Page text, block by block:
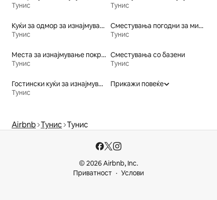
Тунис
Тунис
Куќи за одмор за изнајмување
Тунис
Сместувања погодни за миленичиња
Тунис
Места за изнајмување покрај вода
Тунис
Сместувања со базени
Тунис
Гостински куќи за изнајмување
Тунис
Прикажи повеќе
Airbnb Тунис Тунис
© 2026 Airbnb, Inc.
Приватност
Услови